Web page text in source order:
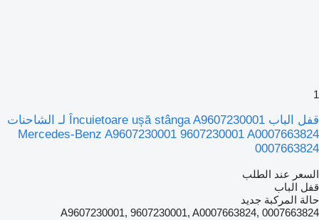
1
قفل الباب Încuietoare ușă stânga A9607230001 لـ الشاحنات
Mercedes-Benz A9607230001 9607230001 A0007663824
0007663824
السعر عند الطلب
قفل الباب
حالة المركبة جديد
A9607230001, 9607230001, A0007663824, 0007663824